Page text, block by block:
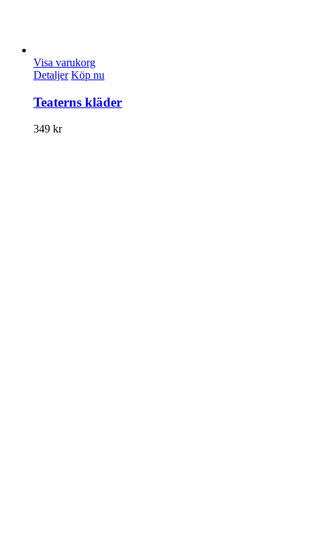
Visa varukorg
Detaljer Köp nu
Teaterns kläder
349 kr